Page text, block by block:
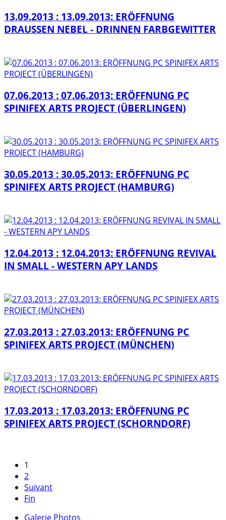
13.09.2013 : 13.09.2013: ERÖFFNUNG
DRAUSSEN NEBEL - DRINNEN FARBGEWITTER
07.06.2013 : 07.06.2013: ERÖFFNUNG PC
SPINIFEX ARTS PROJECT (ÜBERLINGEN)
30.05.2013 : 30.05.2013: ERÖFFNUNG PC
SPINIFEX ARTS PROJECT (HAMBURG)
12.04.2013 : 12.04.2013: ERÖFFNUNG REVIVAL
IN SMALL - WESTERN APY LANDS
27.03.2013 : 27.03.2013: ERÖFFNUNG PC
SPINIFEX ARTS PROJECT (MÜNCHEN)
17.03.2013 : 17.03.2013: ERÖFFNUNG PC
SPINIFEX ARTS PROJECT (SCHORNDORF)
1
2
Suivant
Fin
Galerie Photos